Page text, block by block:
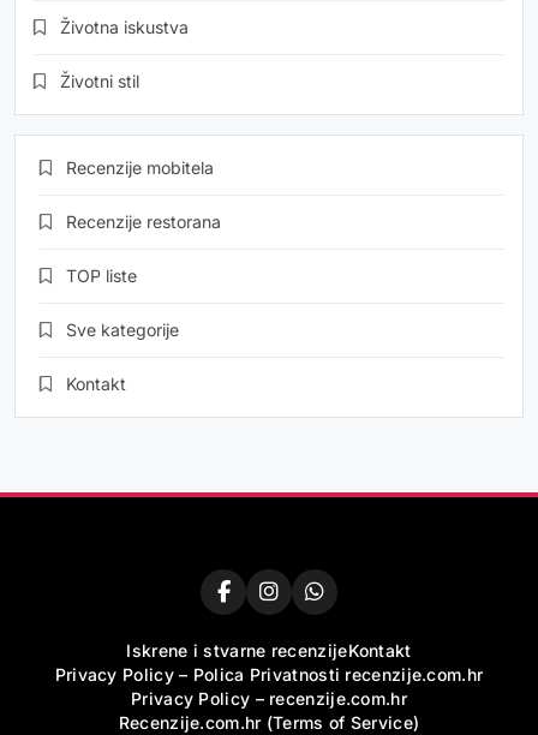
Životna iskustva
Životni stil
Recenzije mobitela
Recenzije restorana
TOP liste
Sve kategorije
Kontakt
Iskrene i stvarne recenzijeKontakt
Privacy Policy – Polica Privatnosti recenzije.com.hr
Privacy Policy – recenzije.com.hr
Recenzije.com.hr (Terms of Service)